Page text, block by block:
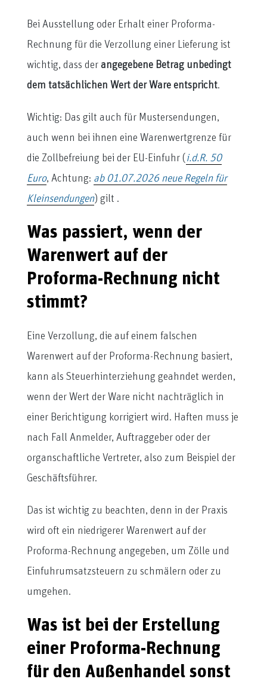
Bei Ausstellung oder Erhalt einer Proforma-
Rechnung für die Verzollung einer Lieferung ist
wichtig, dass der angegebene Betrag unbedingt
dem tatsächlichen Wert der Ware entspricht.
Wichtig: Das gilt auch für Mustersendungen,
auch wenn bei ihnen eine Warenwertgrenze für
die Zollbefreiung bei der EU-Einfuhr ( i.d.R. 50
Euro, Achtung: ab 01.07.2026 neue Regeln für
Kleinsendungen) gilt .
Was passiert, wenn der
Warenwert auf der
Proforma-Rechnung nicht
stimmt?
Eine Verzollung, die auf einem falschen
Warenwert auf der Proforma-Rechnung basiert,
kann als Steuerhinterziehung geahndet werden,
wenn der Wert der Ware nicht nachträglich in
einer Berichtigung korrigiert wird. Haften muss je
nach Fall Anmelder, Auftraggeber oder der
organschaftliche Vertreter, also zum Beispiel der
Geschäftsführer.
Das ist wichtig zu beachten, denn in der Praxis
wird oft ein niedrigerer Warenwert auf der
Proforma-Rechnung angegeben, um Zölle und
Einfuhrumsatzsteuern zu schmälern oder zu
umgehen.
Was ist bei der Erstellung
einer Proforma-Rechnung
für den Außenhandel sonst